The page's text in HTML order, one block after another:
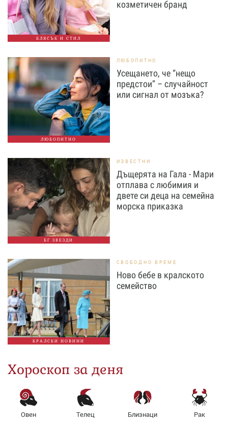
БЛЯСЪК И СТИЛ
козметичен бранд
ЛЮБОПИТНО
ЛЮБОПИТНО
Усещането, че “нещо
предстои” – случайност
или сигнал от мозъка?
БГ ЗВЕЗДИ
ИЗВЕСТНИ
Дъщерята на Гала - Мари
отплава с любимия и
двете си деца на семейна
морска приказка
КРАЛСКИ НОВИНИ
СВОБОДНО ВРЕМЕ
Ново бебе в кралското
семейство
Хороскоп за деня
Овен Телец Близнаци Рак